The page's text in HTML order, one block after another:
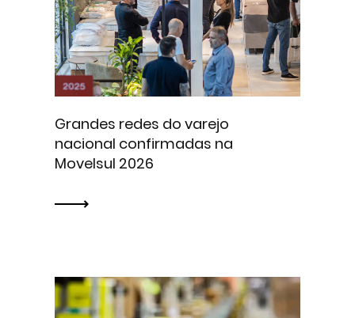
Grandes redes do varejo
nacional confirmadas na
Movelsul 2026